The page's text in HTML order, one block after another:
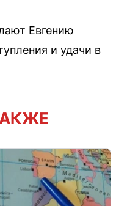
Евгению
и удачи в